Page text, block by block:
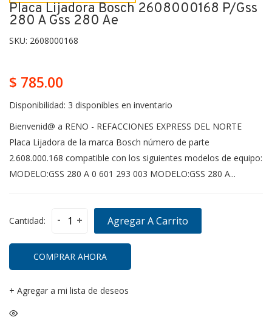
Placa Lijadora Bosch 2608000168 P/gss
280 A Gss 280 Ae
SKU: 2608000168
$ 785.00
Disponibilidad: 3 disponibles en inventario
Bienvenid@ a RENO - REFACCIONES EXPRESS DEL NORTE
Placa Lijadora de la marca Bosch número de parte
2.608.000.168 compatible con los siguientes modelos de equipo:
MODELO:GSS 280 A 0 601 293 003 MODELO:GSS 280 A...
Cantidad: - + Agregar A Carrito
COMPRAR AHORA
+ Agregar a mi lista de deseos